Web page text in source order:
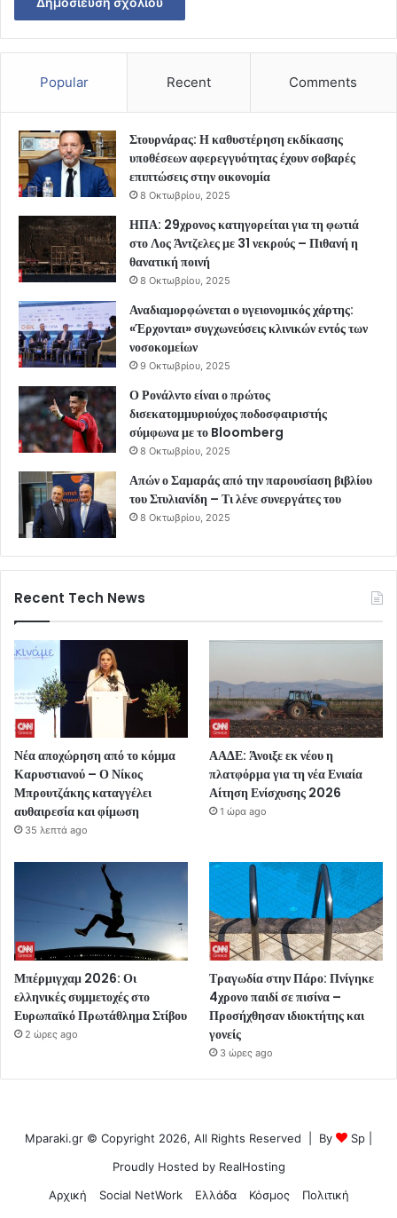
Popular Recent Comments
Στουρνάρας: Η καθυστέρηση εκδίκασης
υποθέσεων αφερεγγυότητας έχουν σοβαρές
επιπτώσεις στην οικονομία
8 Οκτωβρίου, 2025
ΗΠΑ: 29χρονος κατηγορείται για τη φωτιά
στο Λος Άντζελες με 31 νεκρούς – Πιθανή η
θανατική ποινή
8 Οκτωβρίου, 2025
Αναδιαμορφώνεται ο υγειονομικός χάρτης:
«Έρχονται» συγχωνεύσεις κλινικών εντός των
νοσοκομείων
9 Οκτωβρίου, 2025
Ο Ρονάλντο είναι ο πρώτος
δισεκατομμυριούχος ποδοσφαιριστής
σύμφωνα με το Bloomberg
8 Οκτωβρίου, 2025
Απών ο Σαμαράς από την παρουσίαση βιβλίου
του Στυλιανίδη – Τι λένε συνεργάτες του
8 Οκτωβρίου, 2025
Recent Tech News
Νέα αποχώρηση από το κόμμα
Καρυστιανού – Ο Νίκος
Μπρουτζάκης καταγγέλει
αυθαιρεσία και φίμωση
35 λεπτά ago
ΑΑΔΕ: Άνοιξε εκ νέου η
πλατφόρμα για τη νέα Ενιαία
Αίτηση Ενίσχυσης 2026
1 ώρα ago
Μπέρμιγχαμ 2026: Οι
ελληνικές συμμετοχές στο
Ευρωπαϊκό Πρωτάθλημα Στίβου
2 ώρες ago
Τραγωδία στην Πάρο: Πνίγηκε
4χρονο παιδί σε πισίνα –
Προσήχθησαν ιδιοκτήτης και
γονείς
3 ώρες ago
Mparaki.gr © Copyright 2026, All Rights Reserved | By Sp
Proudly Hosted by RealHosting
Αρχική
Social NetWork Ελλάδα Κόσμος
Πολιτική